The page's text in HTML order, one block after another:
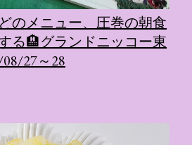
のメニュー、圧巻の朝食
る🏨グランドニッコー東
27～28